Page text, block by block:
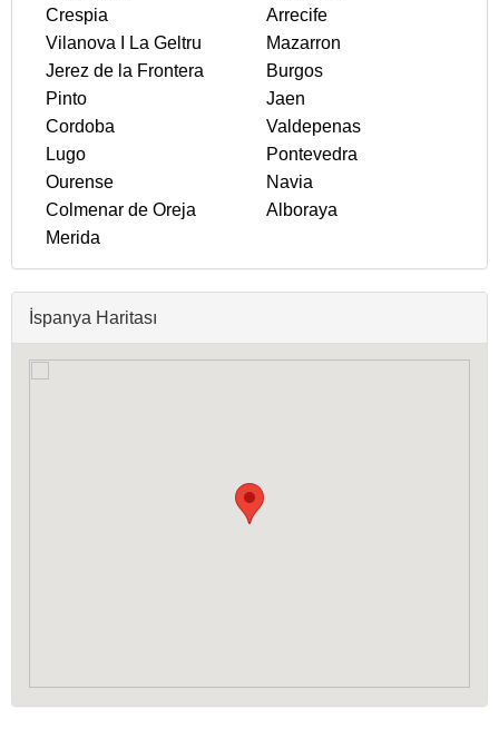
Crespia
Arrecife
Vilanova I La Geltru
Mazarron
Jerez de la Frontera
Burgos
Pinto
Jaen
Cordoba
Valdepenas
Lugo
Pontevedra
Ourense
Navia
Colmenar de Oreja
Alboraya
Merida
İspanya Haritası